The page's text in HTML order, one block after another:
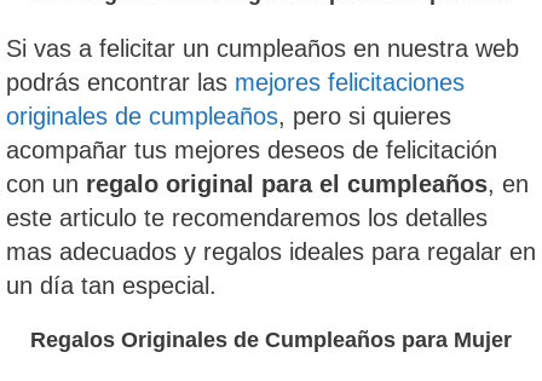
Si vas a felicitar un cumpleaños en nuestra web
podrás encontrar las mejores felicitaciones
originales de cumpleaños, pero si quieres
acompañar tus mejores deseos de felicitación
con un regalo original para el cumpleaños, en
este articulo te recomendaremos los detalles
mas adecuados y regalos ideales para regalar en
un día tan especial.
Regalos Originales de Cumpleaños para Mujer